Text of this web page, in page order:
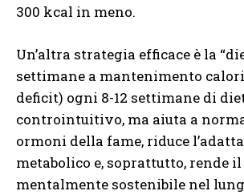
300 kcal in meno.
Un’altra strategia efficace è la
settimane a mantenimento
deficit) ogni 8-12 settimane di
controintuitivo, ma aiuta a
ormoni della fame, riduce
metabolico e, soprattutto, rende
mentalmente sostenibile nel